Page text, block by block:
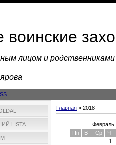
воинские
лицом и
LISTA
Главная » 2018
Февраль
Пн
Вт Ср
Чт
1